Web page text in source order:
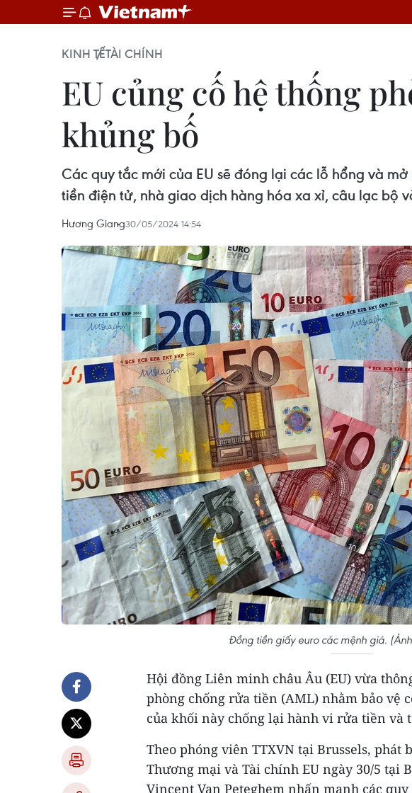
KINH TẾTÀI CHÍNH
EU củng cố hệ thống
khủng bố
Các quy tắc mới của EU sẽ đóng lại các lỗ hổng và
tiền điện tử, nhà giao dịch hàng hóa xa xỉ, câu lạc bộ
Hương Giang30/05/2024 14:54
Đồng tiền giấy euro các mệnh giá.
Hội đồng Liên minh châu Âu (EU) vừa
phòng chống rửa tiền (AML) nhằm bảo vệ
của khối này chống lại hành vi rửa tiền và
Theo phóng viên TTXVN tại Brussels, phát
Thương mại và Tài chính EU ngày 30/5 tại
Vincent Van Peteghem nhấn mạnh các